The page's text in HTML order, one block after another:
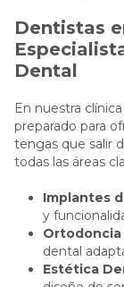
Dentistas
Dental
En nuestra
preparado para
tengas que salir
todas las áreas
Implantes
y
Ortodoncia
dental
Estética